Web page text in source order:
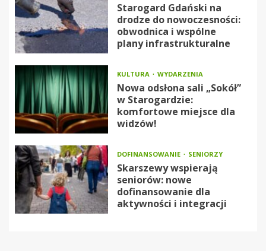
Starogard Gdański na
drodze do nowoczesności:
obwodnica i wspólne
plany infrastrukturalne
KULTURA WYDARZENIA
Nowa odsłona sali „Sokół”
w Starogardzie:
komfortowe miejsce dla
widzów!
DOFINANSOWANIE SENIORZY
Skarszewy wspierają
seniorów: nowe
dofinansowanie dla
aktywności i integracji